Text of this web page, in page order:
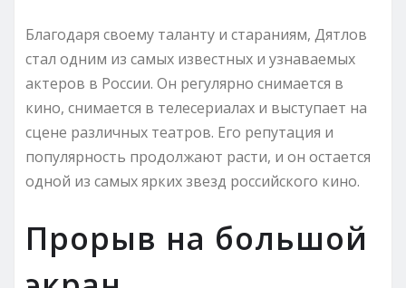
Благодаря своему таланту и стараниям, Дятлов
стал одним из самых известных и узнаваемых
актеров в России. Он регулярно снимается в
кино, снимается в телесериалах и выступает на
сцене различных театров. Его репутация и
популярность продолжают расти, и он остается
одной из самых ярких звезд российского кино.
Прорыв на большой